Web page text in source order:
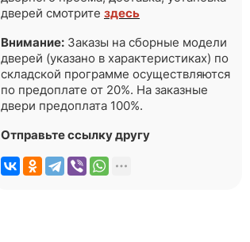
дверей смотрите здесь
Внимание: Заказы на сборные модели
дверей (указано в характеристиках) по
складской программе осуществляются
по предоплате от 20%. На заказные
двери предоплата 100%.
Отправьте ссылку другу